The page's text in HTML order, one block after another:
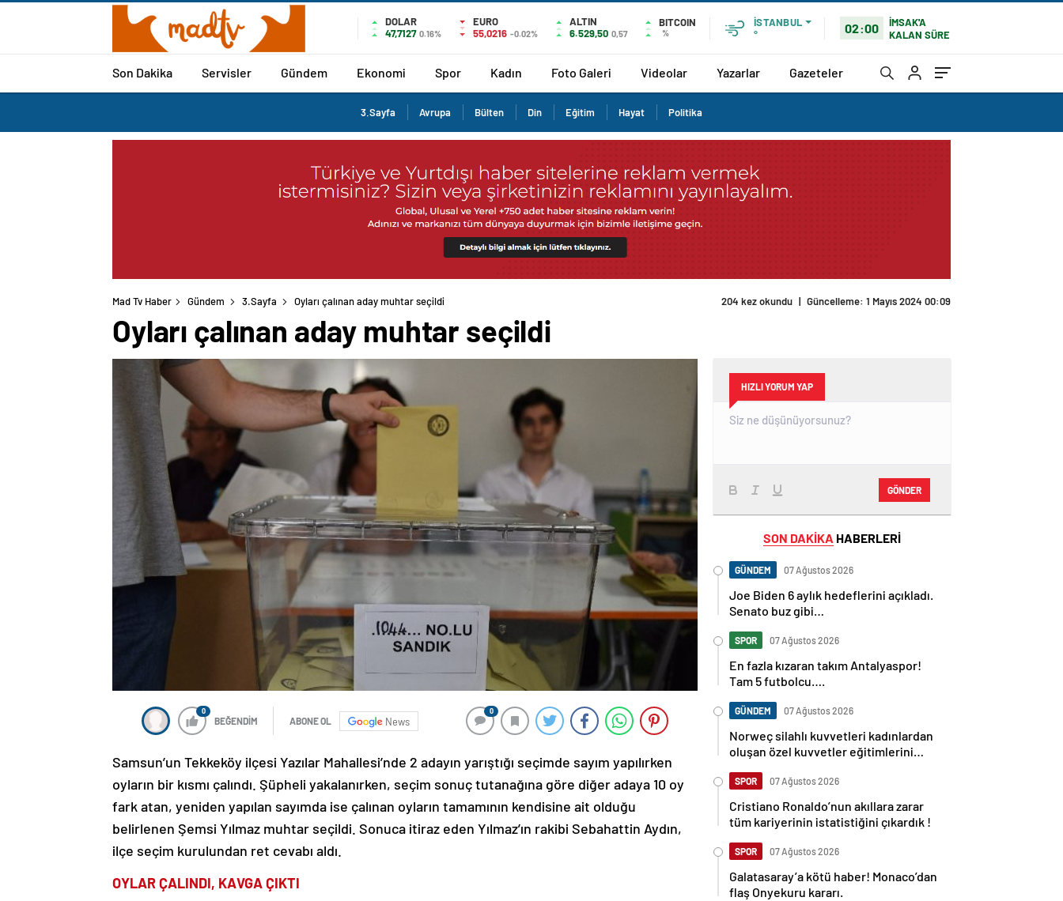
DOLAR
47,7127 0.16%
EURO
55,0216 -0.02%
ALTIN
6.529,50 0,57
BITCOIN
%
İSTANBUL
°
02:00
İMSAK'A
KALAN SÜRE
Son Dakika Servisler Gündem Ekonomi Spor Kadın Foto Galeri Videolar Yazarlar Gazeteler
3.Sayfa Avrupa Bülten Din Eğitim Hayat Politika
Mad Tv Haber Gündem 3.Sayfa Oyları çalınan aday muhtar seçildi
Oyları çalınan aday muhtar seçildi
0
BEĞENDİM ABONE OL News
0
Samsun’un Tekkeköy ilçesi Yazılar Mahallesi’nde 2 adayın yarıştığı seçimde sayım yapılırken
oyların bir kısmı çalındı. Şüpheli yakalanırken, seçim sonuç tutanağına göre diğer adaya 10 oy
fark atan, yeniden yapılan sayımda ise çalınan oyların tamamının kendisine ait olduğu
belirlenen Şemsi Yılmaz muhtar seçildi. Sonuca itiraz eden Yılmaz’ın rakibi Sebahattin Aydın,
ilçe seçim kurulundan ret cevabı aldı.
OYLAR ÇALINDI, KAVGA ÇIKTI
HIZLI YORUM YAP
GÖNDER
SON DAKİKA HABERLERİ
GÜNDEM 07 Ağustos 2026
Joe Biden 6 aylık hedeflerini açıkladı.
Senato buz gibi…
SPOR 07 Ağustos 2026
En fazla kızaran takım Antalyaspor!
Tam 5 futbolcu….
GÜNDEM 07 Ağustos 2026
Norweç silahlı kuvvetleri kadınlardan
oluşan özel kuvvetler eğitimlerini
SPOR 07 Ağustos 2026
Cristiano Ronaldo’nun akıllara zarar
tüm kariyerinin istatistiğini çıkardık !
SPOR 07 Ağustos 2026
Galatasaray’a kötü haber! Monaco’dan
flaş Onyekuru kararı.